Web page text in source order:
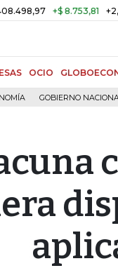
+$ 8.753,81 +2,19%
OCIO
GOBIERNO